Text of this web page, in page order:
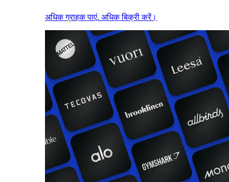
अधिक ग्राहक पाएं. अधिक बिक्री करें।